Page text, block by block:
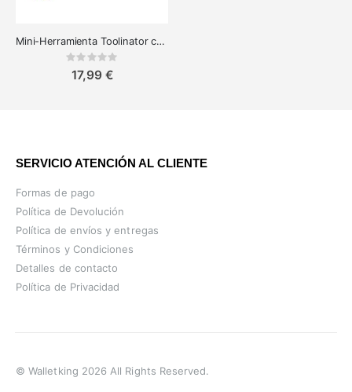
Mini-Herramienta Toolinator con 10 Funciones - Esencial para EDC
Rating:
17,99 €
SERVICIO ATENCIÓN AL CLIENTE
Formas de pago
Política de Devolución
Política de envíos y entregas
Términos y Condiciones
Detalles de contacto
Política de Privacidad
© Walletking 2026 All Rights Reserved.